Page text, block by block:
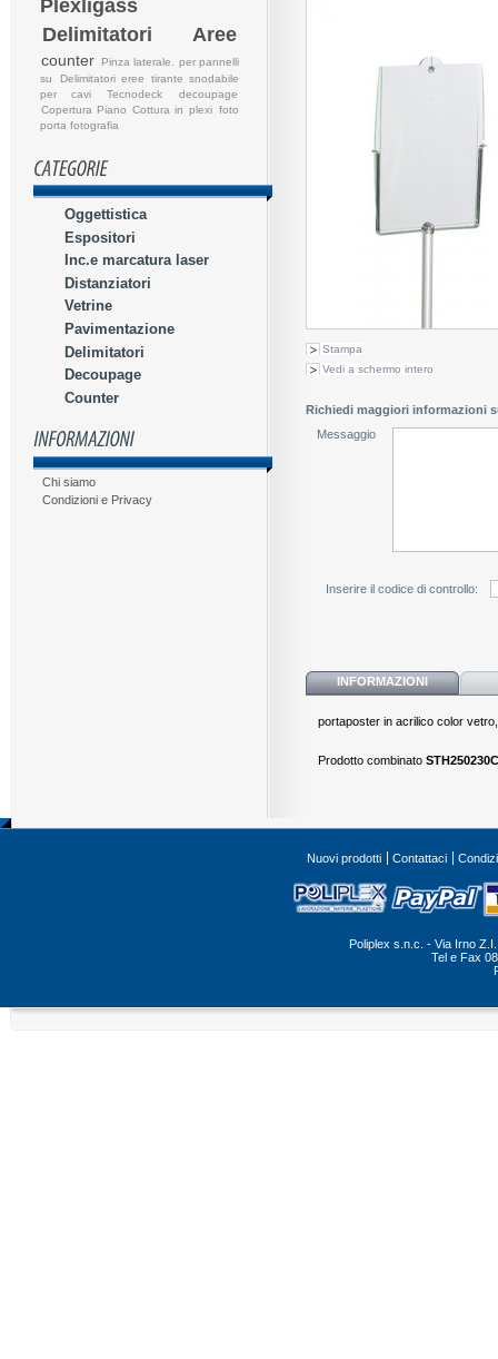
Plexligass
Delimitatori Aree
counter
Pinza laterale. per pannelli
su
Delimitatori eree
tirante snodabile
per cavi
Tecnodeck
decoupage
Copertura Piano Cottura in plexi foto
porta fotografia
Oggettistica
Espositori
Inc.e marcatura laser
Distanziatori
Vetrine
Pavimentazione
Delimitatori
Decoupage
Counter
Chi siamo
Condizioni e Privacy
Stampa
Vedi a schermo intero
Richiedi maggiori informazioni
Messaggio
Inserire il codice di controllo:
INFORMAZIONI
portaposter in acrilico color
Prodotto combinato
Nuovi prodotti Contattaci
Poliplex s.n.c. - Via Irno
Tel e Fax